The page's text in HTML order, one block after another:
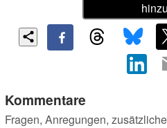
Kommentare
Fragen, Anregungen,